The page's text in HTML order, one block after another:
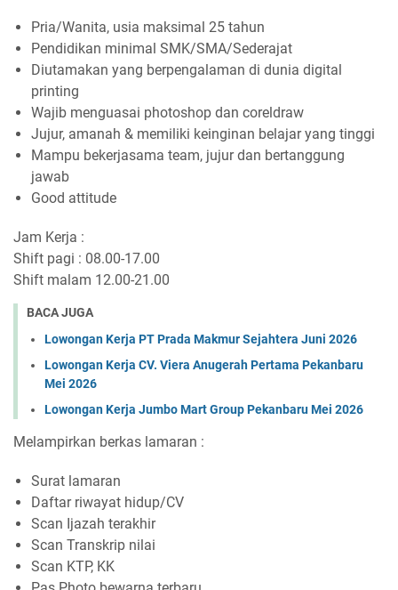
Pria/Wanita, usia maksimal 25 tahun
Pendidikan minimal SMK/SMA/Sederajat
Diutamakan yang berpengalaman di dunia digital
printing
Wajib menguasai photoshop dan coreldraw
Jujur, amanah & memiliki keinginan belajar yang tinggi
Mampu bekerjasama team, jujur dan bertanggung
jawab
Good attitude
Jam Kerja :
Shift pagi : 08.00-17.00
Shift malam 12.00-21.00
BACA JUGA
Lowongan Kerja PT Prada Makmur Sejahtera Juni 2026
Lowongan Kerja CV. Viera Anugerah Pertama Pekanbaru
Mei 2026
Lowongan Kerja Jumbo Mart Group Pekanbaru Mei 2026
Melampirkan berkas lamaran :
Surat lamaran
Daftar riwayat hidup/CV
Scan Ijazah terakhir
Scan Transkrip nilai
Scan KTP, KK